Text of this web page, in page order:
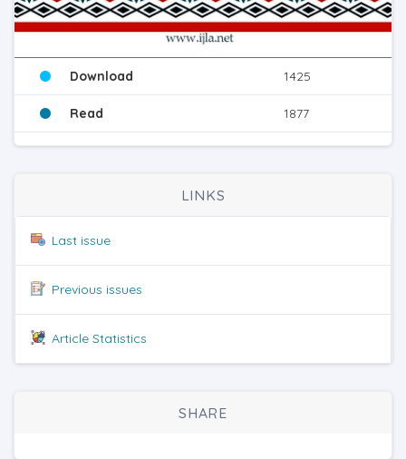
Download 1425
Read 1877
LINKS
Last issue
Previous issues
Article Statistics
SHARE